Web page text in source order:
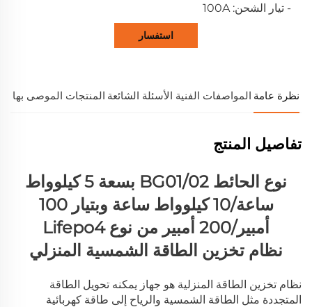
- تيار الشحن: 100A
استفسار
نظرة عامة المواصفات الفنية الأسئلة الشائعة المنتجات الموصى بها
تفاصيل المنتج
نوع الحائط BG01/02 بسعة 5 كيلوواط
ساعة/10 كيلوواط ساعة وبتيار 100
أمبير/200 أمبير من نوع Lifepo4
نظام تخزين الطاقة الشمسية المنزلي
نظام تخزين الطاقة المنزلية هو جهاز يمكنه تحويل الطاقة
المتجددة مثل الطاقة الشمسية والرياح إلى طاقة كهربائية